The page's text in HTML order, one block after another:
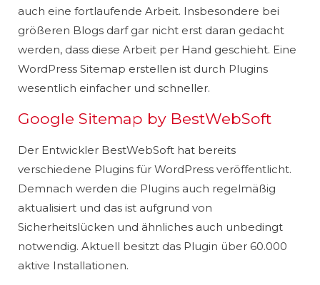
auch eine fortlaufende Arbeit. Insbesondere bei
größeren Blogs darf gar nicht erst daran gedacht
werden, dass diese Arbeit per Hand geschieht. Eine
WordPress Sitemap erstellen ist durch Plugins
wesentlich einfacher und schneller.
Google Sitemap by BestWebSoft
Der Entwickler BestWebSoft hat bereits
verschiedene Plugins für WordPress veröffentlicht.
Demnach werden die Plugins auch regelmäßig
aktualisiert und das ist aufgrund von
Sicherheitslücken und ähnliches auch unbedingt
notwendig. Aktuell besitzt das Plugin über 60.000
aktive Installationen.